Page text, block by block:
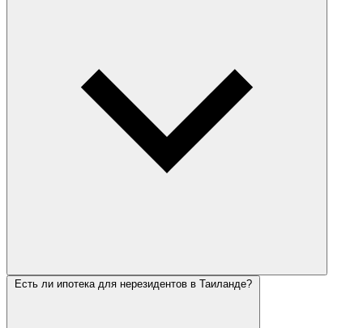
Есть ли ипотека для нерезидентов в Таиланде?